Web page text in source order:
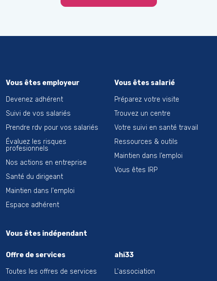
Vous êtes employeur
Devenez adhérent
Suivi de vos salariés
Prendre rdv pour vos salariés
Évaluez les risques
profesionnels
Nos actions en entreprise
Santé du dirigeant
Maintien dans l'emploi
Espace adhérent
Vous êtes salarié
Préparez votre visite
Trouvez un centre
Votre suivi en santé travail
Ressources & outils
Maintien dans l’emploi
Vous êtes IRP
Vous êtes indépendant
Offre de services
Toutes les offres de services
ahi33
L'association